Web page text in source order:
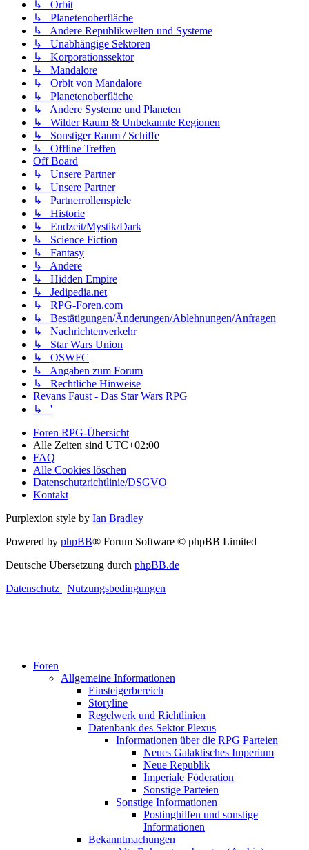
↳ Orbit
↳ Planetenoberfläche
↳ Andere Republikwelten und Systeme
↳ Unabhängige Sektoren
↳ Korporationssektor
↳ Mandalore
↳ Orbit von Mandalore
↳ Planetenoberfläche
↳ Andere Systeme und Planeten
↳ Wilder Raum & Unbekannte Regionen
↳ Sonstiger Raum / Schiffe
↳ Offline Treffen
Off Board
↳ Unsere Partner
↳ Unsere Partner
↳ Partnerrollenspiele
↳ Historie
↳ Endzeit/Mystik/Dark
↳ Science Fiction
↳ Fantasy
↳ Andere
↳ Hidden Empire
↳ Jedipedia.net
↳ RPG-Foren.com
↳ Bestätigungen/Änderungen/Ablehnungen/Anfragen
↳ Nachrichtenverkehr
↳ Star Wars Union
↳ OSWFC
↳ Angaben zum Forum
↳ Rechtliche Hinweise
Revans Faust - Das Star Wars RPG
↳ '
Foren RPG-Übersicht
Alle Zeiten sind UTC+02:00
FAQ
Alle Cookies löschen
Datenschutzrichtlinie/DSGVO
Kontakt
Purplexion style by Ian Bradley
Powered by phpBB® Forum Software © phpBB Limited
Deutsche Übersetzung durch phpBB.de
Datenschutz | Nutzungsbedingungen
Foren
Allgemeine Informationen
Einsteigerbereich
Storyline
Regelwerk und Richtlinien
Datenbank des Sektor Plexus
Informationen über die RPG Parteien
Neues Galaktisches Imperium
Neue Republik
Imperiale Föderation
Sonstige Parteien
Sonstige Informationen
Postinghilfen und sonstige
Informationen
Bekanntmachungen